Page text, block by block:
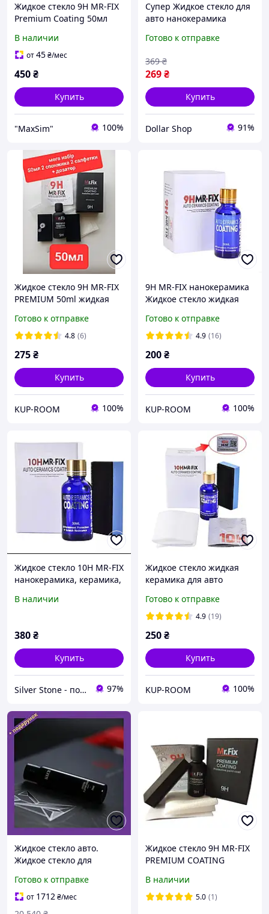
Жидкое стекло 9H MR-FIX
Premium Coating 50мл
жидкая керамика,
гидрофобное покрытие
В наличии
от45₴/мес
450₴
Купить
"MaxSim" 100%
Супер Жидкое стекло для
авто нанокерамика
покрытие A.Fix PREMIUM
Готово к отправке
269₴
369 ₴
Купить
Dollar Shop 91%
Жидкое стекло 9H MR-FIX
PREMIUM 50ml жидкая
нанокерамика
гидрофобное покрытие
Готово к отправке
4.8 (6)
275₴
Купить
KUP-ROOM 100%
9H MR-FIX нанокерамика
Жидкое стекло жидкая
гидрофобное покрытие
керамическое покрытие
Готово к отправке
4.9 (16)
200₴
Купить
KUP-ROOM 100%
Жидкое стекло 10H MR-FIX
нанокерамика, керамика,
В наличии
380₴
Купить
Silver Stone - подарки для всех 97%
Жидкое стекло жидкая
керамика для авто
гидрофобное покрытие
детейлинг керамическое
Готово к отправке
4.9 (19)
250₴
Купить
KUP-ROOM 100%
Жидкое стекло авто.
Жидкое стекло для
керамика для авто.
Нанокерамика для авто
на 18 месяце
Готово к отправке
от 1712₴/мес
Жидкое стекло 9H MR-FIX
PREMIUM COATING
жидкая керамика,
гидрофобное покрытие
В наличии
5.0 (1)